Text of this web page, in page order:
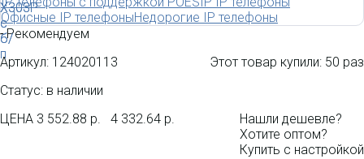
Офисные IP телефоныНедорогие IP телефоны
-Рекомендуем
Артикул: 124020113
Статус: в наличии
Этот товар купили: 50 раз
ЦЕНА 3 552.88 р. 4 332.64 р.
Нашли дешевле?
Хотите оптом?
Купить с настройкой